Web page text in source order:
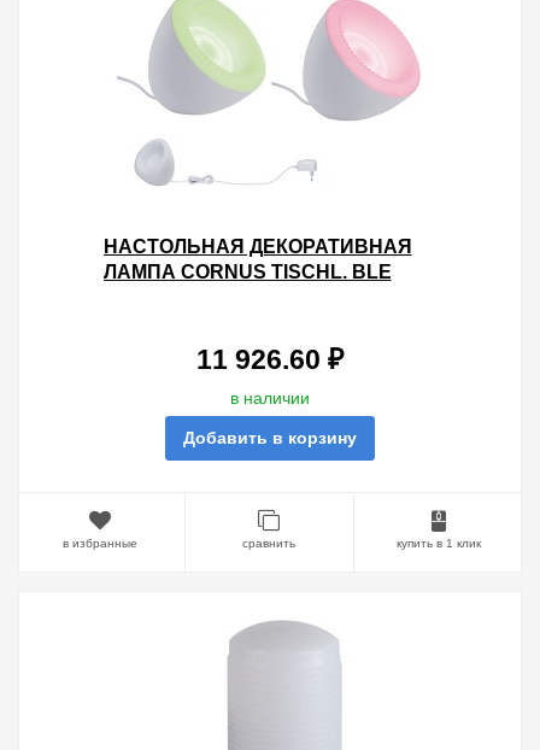
НАСТОЛЬНАЯ ДЕКОРАТИВНАЯ
ЛАМПА CORNUS TISCHL. BLE
11 926.60 ₽
в наличии
Добавить в корзину
в избранные сравнить купить в 1 клик